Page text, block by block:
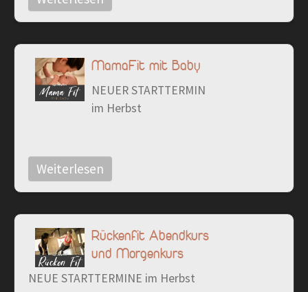
MamaFit mit Baby
NEUER STARTTERMIN
im Herbst
Weiterlesen
Rückenfit Abendkurs
und Morgenkurs
NEUE STARTTERMINE im Herbst